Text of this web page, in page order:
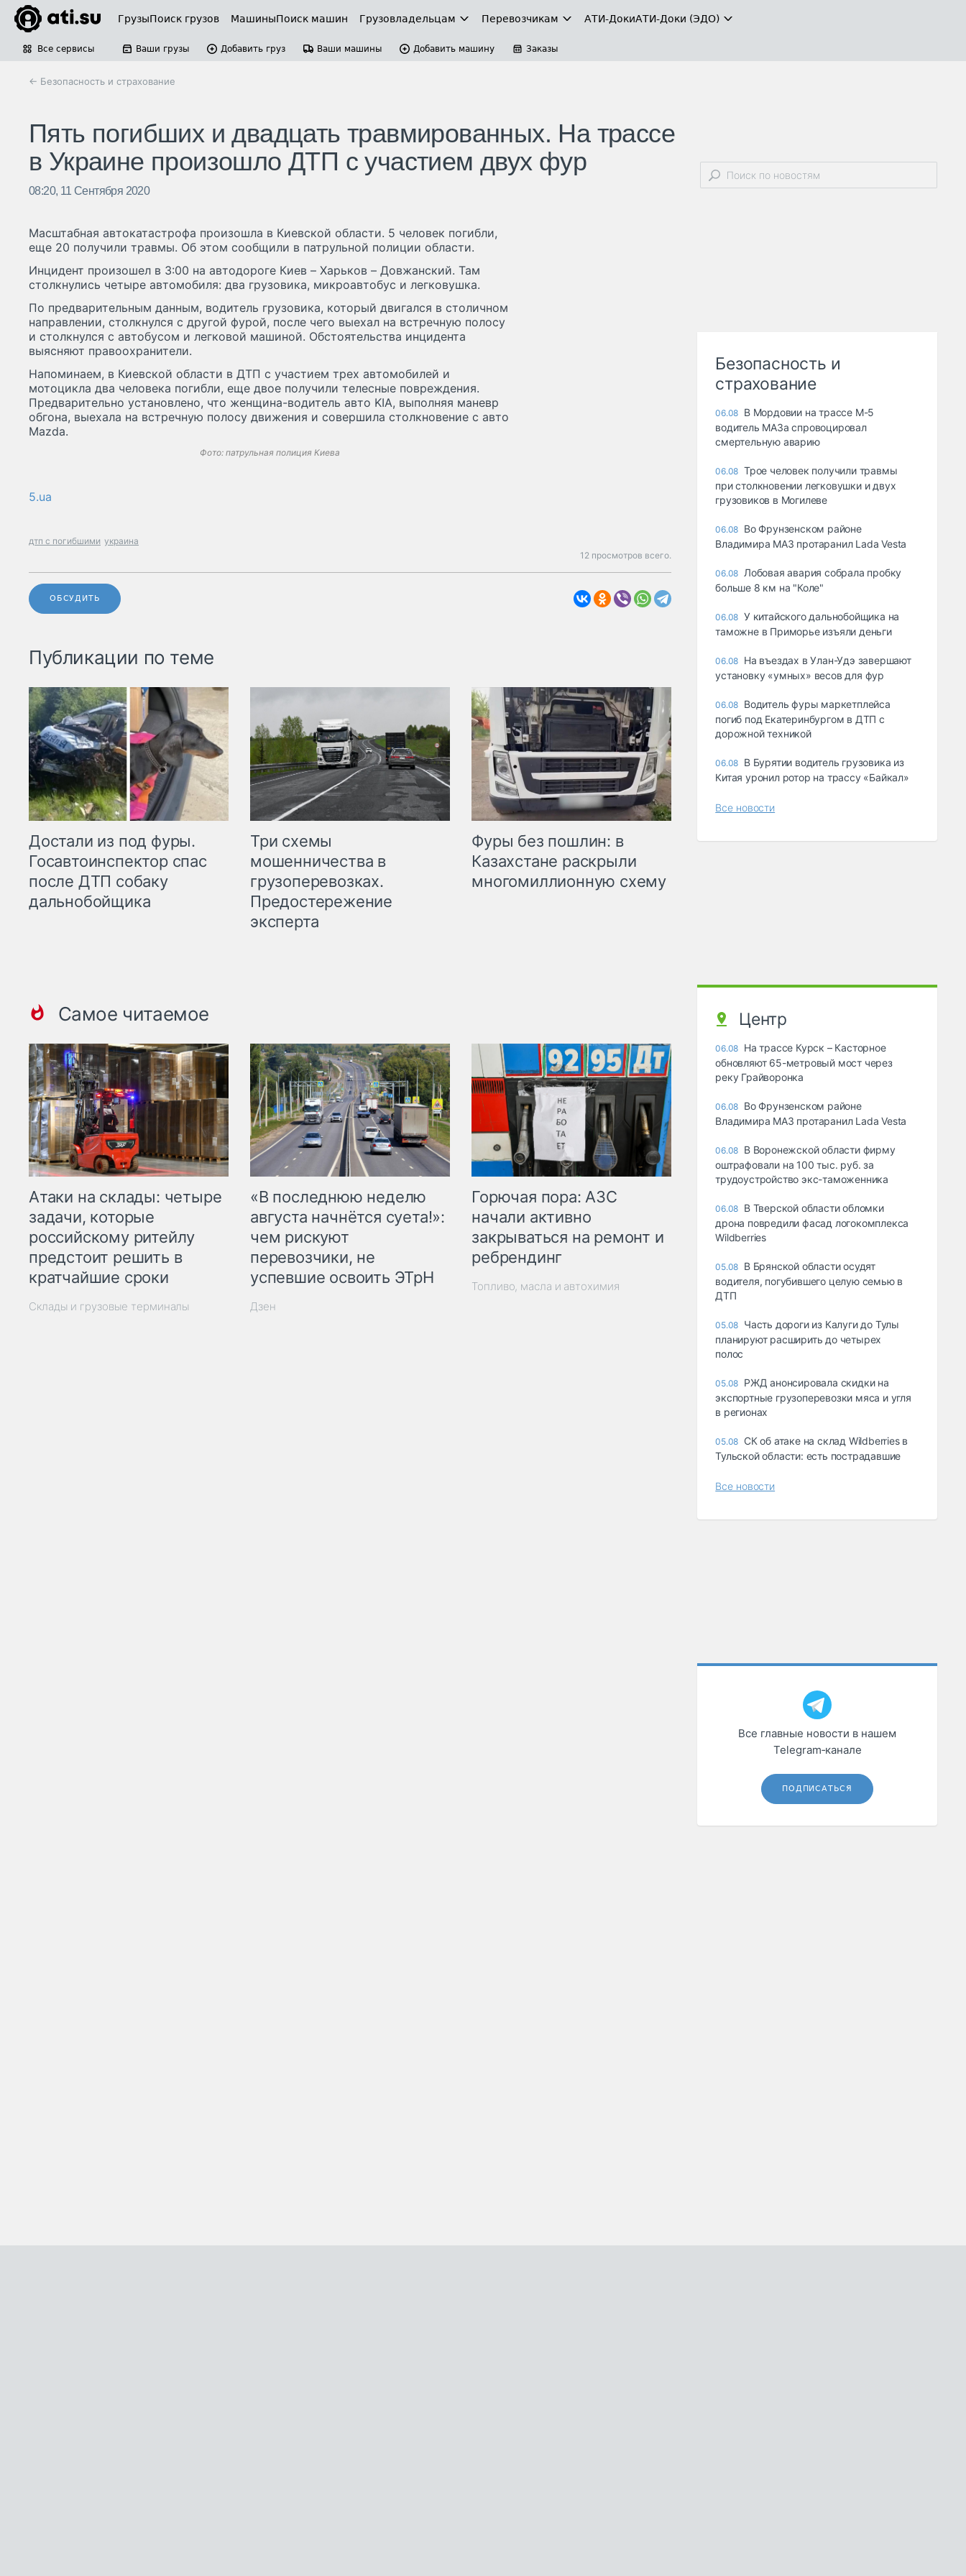
ГрузыПоиск грузов МашиныПоиск машин Грузовладельцам Перевозчикам АТИ-ДокиАТИ-Доки (ЭДО)
Все сервисы Ваши грузы Добавить груз Ваши машины Добавить машину Заказы
← Безопасность и страхование
Пять погибших и двадцать травмированных. На трассе
в Украине произошло ДТП с участием двух фур
08:20, 11 Сентября 2020
Масштабная автокатастрофа произошла в Киевской области. 5 человек погибли,
еще 20 получили травмы. Об этом сообщили в патрульной полиции области.
Инцидент произошел в 3:00 на автодороге Киев – Харьков – Довжанский. Там
столкнулись четыре автомобиля: два грузовика, микроавтобус и легковушка.
По предварительным данным, водитель грузовика, который двигался в столичном
направлении, столкнулся с другой фурой, после чего выехал на встречную полосу
и столкнулся с автобусом и легковой машиной. Обстоятельства инцидента
выясняют правоохранители.
Напоминаем, в Киевской области в ДТП с участием трех автомобилей и
мотоцикла два человека погибли, еще двое получили телесные повреждения.
Предварительно установлено, что женщина-водитель авто KIA, выполняя маневр
обгона, выехала на встречную полосу движения и совершила столкновение с авто
Mazda.
Фото: патрульная полиция Киева
5.ua
дтп с погибшими украина
12 просмотров всего.
ОБСУДИТЬ
Публикации по теме
Достали из под фуры.
Госавтоинспектор спас
после ДТП собаку
дальнобойщика
Три схемы
мошенничества в
грузоперевозках.
Предостережение
эксперта
Фуры без пошлин: в
Казахстане раскрыли
многомиллионную схему
Самое читаемое
Атаки на склады: четыре
задачи, которые
российскому ритейлу
предстоит решить в
кратчайшие сроки
Склады и грузовые терминалы
«В последнюю неделю
августа начнётся суета!»:
чем рискуют
перевозчики, не
успевшие освоить ЭТрН
Дзен
Горючая пора: АЗС
начали активно
закрываться на ремонт и
ребрендинг
Топливо, масла и автохимия
Безопасность и
страхование
06.08 В Мордовии на трассе М-5
водитель МАЗа спровоцировал
смертельную аварию
06.08 Трое человек получили травмы
при столкновении легковушки и двух
грузовиков в Могилеве
06.08 Во Фрунзенском районе
Владимира МАЗ протаранил Lada Vesta
06.08 Лобовая авария собрала пробку
больше 8 км на "Коле"
06.08 У китайского дальнобойщика на
таможне в Приморье изъяли деньги
06.08 Ha въeздax в Улaн-Удэ зaвepшaют
ycтaнoвкy «yмныx» вecoв для фyp
06.08 Водитель фуры маркетплейса
погиб под Екатеринбургом в ДТП с
дорожной техникой
06.08 В Бурятии водитель грузовика из
Китая уронил ротор на трассу «Байкал»
Все новости
Центр
06.08 На трассе Курск – Касторное
обновляют 65-метровый мост через
реку Грайворонка
06.08 Во Фрунзенском районе
Владимира МАЗ протаранил Lada Vesta
06.08 В Воронежской области фирму
оштрафовали на 100 тыс. руб. за
трудоустройство экс-таможенника
06.08 В Тверской области обломки
дрона повредили фасад логокомплекса
Wildberries
05.08 В Брянской области осудят
водителя, погубившего целую семью в
ДТП
05.08 Часть дороги из Калуги до Тулы
планируют расширить до четырех
полос
05.08 РЖД анонсировала скидки на
экспортные грузоперевозки мяса и угля
в регионах
05.08 СК об атаке на склад Wildberries в
Тульской области: есть пострадавшие
Все новости
Все главные новости в нашем
Telegram‑канале
ПОДПИСАТЬСЯ